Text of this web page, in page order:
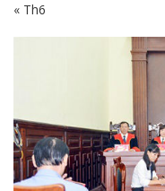
« Th6